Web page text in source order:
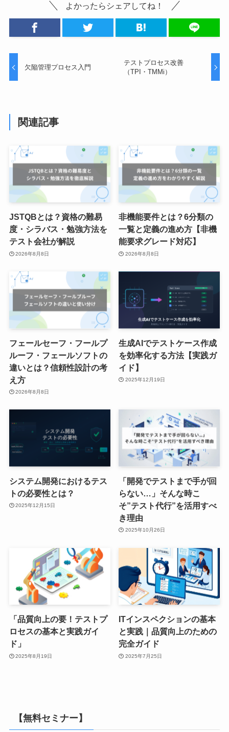
よかったらシェアしてね！
欠陥管理プロセス入門
テストプロセス改善
（TPI・TMMi）
関連記事
JSTQBとは？資格の難易
度・シラバス・勉強方法を
テスト会社が解説
2026年8月8日
非機能要件とは？6分類の
一覧と定義の進め方【非機
能要求グレード対応】
2026年8月8日
フェールセーフ・フールプ
ルーフ・フェールソフトの
違いとは？信頼性設計の考
え方
2026年8月8日
生成AIでテストケース作成
を効率化する方法【実践ガ
イド】
2025年12月19日
システム開発におけるテス
トの必要性とは？
2025年12月15日
「開発でテストまで手が回
らない…」そんな時こ
そ”テスト代行”を活用すべ
き理由
2025年10月26日
「品質向上の要！テストプ
ロセスの基本と実践ガイ
ド」
2025年8月19日
ITインスペクションの基本
と実践｜品質向上のための
完全ガイド
2025年7月25日
【無料セミナー】